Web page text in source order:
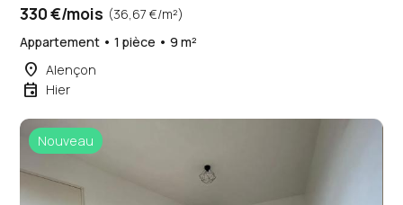
330 €/mois (36,67 €/m²)
Appartement • 1 pièce • 9 m²
place Alençon
event Hier
Nouveau